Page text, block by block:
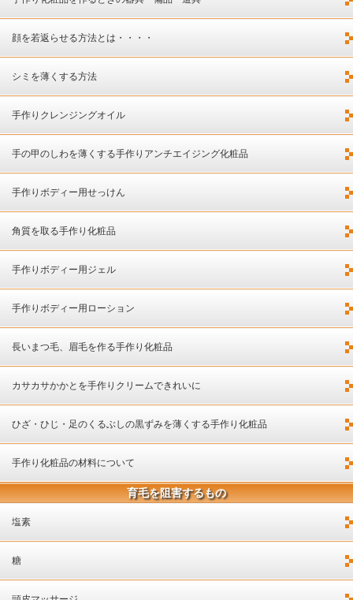
顔を若返らせる方法とは・・・・
シミを薄くする方法
手作りクレンジングオイル
手の甲のしわを薄くする手作りアンチエイジング化粧品
手作りボディー用せっけん
角質を取る手作り化粧品
手作りボディー用ジェル
手作りボディー用ローション
長いまつ毛、眉毛を作る手作り化粧品
カサカサかかとを手作りクリームできれいに
ひざ・ひじ・足のくるぶしの黒ずみを薄くする手作り化粧品
手作り化粧品の材料について
育毛を阻害するもの
塩素
糖